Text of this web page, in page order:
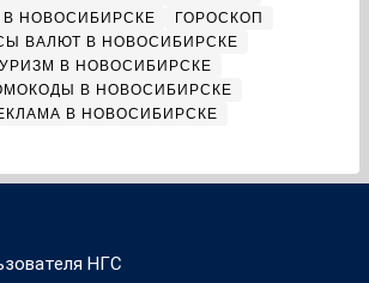
НОВОСИБИРСКЕ
ГОРОСКОП
ВАЛЮТ В НОВОСИБИРСКЕ
В НОВОСИБИРСКЕ
В НОВОСИБИРСКЕ
В НОВОСИБИРСКЕ
НГС